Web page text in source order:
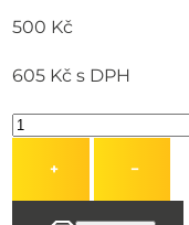
500 Kč
605 Kčs DPH
+ −